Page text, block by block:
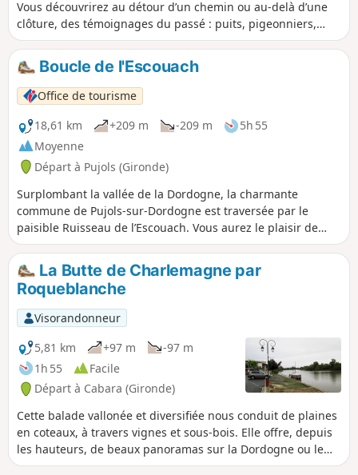
Vous découvrirez au détour d’un chemin ou au-delà d’une
clôture, des témoignages du passé : puits, pigeonniers,
moulins. Vous pourrez également rencontrer des
viticulteurs qui vous parleront de leur passion et vous
feront déguster leurs vins.
Boucle de l'Escouach
Office de tourisme
18,61 km
+209 m -209 m
5h 55
Moyenne
Départ à Pujols (Gironde)
Surplombant la vallée de la Dordogne, la charmante
commune de Pujols-sur-Dordogne est traversée par le
paisible Ruisseau de l’Escouach. Vous aurez le plaisir de
vous immerger dans une atmosphère calme, entourée par
les magnifiques paysages environnants, composés de
vignobles et de forêts.
La Butte de Charlemagne par
Roqueblanche
Visorandonneur
5,81 km
+97 m
-97 m
1h 55
Facile
Départ à Cabara (Gironde)
Cette balade vallonée et diversifiée nous conduit de plaines
en coteaux, à travers vignes et sous-bois. Elle offre, depuis
les hauteurs, de beaux panoramas sur la Dordogne ou le
vignoble et de saisissantes sensations dans les sous-bois